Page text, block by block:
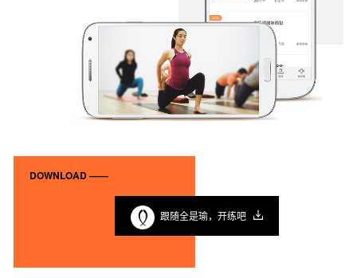
DOWNLOAD ——
跟随全是瑜，开练吧